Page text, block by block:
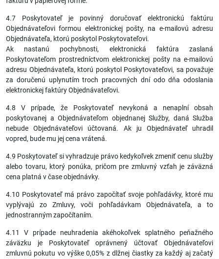
4.7 Poskytovateľ je povinný doručovať elektronickú faktúru
Objednávateľovi formou elektronickej pošty, na e-mailovú adresu
Objednávateľa, ktorú poskytol Poskytovateľovi.
Ak nastanú pochybnosti, elektronická faktúra zaslaná
Poskytovateľom prostredníctvom elektronickej pošty na e-mailovú
adresu Objednávateľa, ktorú poskytol Poskytovateľovi, sa považuje
za doručenú uplynutím troch pracovných dní odo dňa odoslania
elektronickej faktúry Objednávateľovi.
4.8 V prípade, že Poskytovateľ nevykoná a nenaplní obsah
poskytovanej a Objednávateľom objednanej Služby, daná Služba
nebude Objednávateľovi účtovaná. Ak ju Objednávateľ uhradil
vopred, bude mu jej cena vrátená.
4.9 Poskytovateľ si vyhradzuje právo kedykoľvek zmeniť cenu služby
alebo tovaru, ktorý ponúka, pričom pre zmluvný vzťah je záväzná
cena platná v čase objednávky.
4.10 Poskytovateľ má právo započítať svoje pohľadávky, ktoré mu
vyplývajú zo Zmluvy, voči pohľadávkam Objednávateľa, a to
jednostranným započítaním.
4.11 V prípade neuhradenia akéhokoľvek splatného peňažného
záväzku je Poskytovateľ oprávnený účtovať Objednávateľovi
zmluvnú pokutu vo výške 0,05% z dlžnej čiastky za každý aj začatý